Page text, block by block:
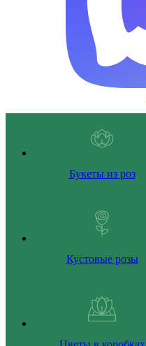
Букеты из роз
Кустовые розы